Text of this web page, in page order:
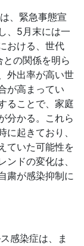
、緊急事態宣
、5月末には一
おける、世代
の関係を明ら
外出率が高い世
が高まってい
ることで、家庭
分かる。これら
起きており、
ていた可能性を
ドの変化は、
粛が感染抑制に
感染症は、ま